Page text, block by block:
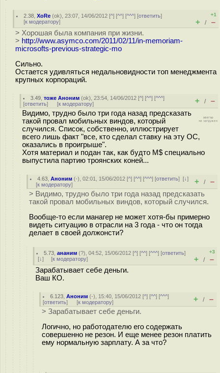
2.38 ,XoRe (ok), 23:07, 14/06/2012 [^] [^^] [^^^] [ответить]
[к модератору]
+1
+ / –
> Хорошая была компания при жизни.
> http://www.asymco.com/2011/02/11/in-memoriam-
microsofts-previous-strategic-mo
Сильно.
Остается удивляться недальновидности топ менеджмента
крупных корпораций.
3.49 ,тоже Аноним (ok), 23:54, 14/06/2012 [^] [^^] [^^^]
[ответить] [к модератору] + / –
Видимо, трудно было три года назад предсказать
такой провал мобильных виндов, который
случился. Список, собственно, иллюстрирует
всего лишь факт "все, кто сделал ставку на эту ОС,
оказались в проигрыше".
Хотя материал и подан так, как будто M$ специально
выпустила партию троянских коней...
4.63 ,Аноним (-), 02:01, 15/06/2012 [^] [^^] [^^^] [ответить][↓]
[к модератору] + / –
> Видимо, трудно было три года назад предсказать
такой провал мобильных виндов, который случился.
Вообще-то если манагер не может хотя-бы примерно
видеть ситуацию в отрасли на 3 года - что он тогда
делает в своей должонсти?
5.73 ,ананим (?), 04:52, 15/06/2012 [^] [^^] [^^^] [ответить]
[↓] [к модератору]
+3
+ / –
Зарабатывает себе деньги.
Ваш КО.
6.123 ,Аноним (-), 15:40, 15/06/2012 [^] [^^] [^^^]
[ответить] [к модератору] + / –
> Зарабатывает себе деньги.
Логично, но работодателю его содержать
совершенно не резон. И еще менее резон платить
ему нормальную зарплату. А за что?